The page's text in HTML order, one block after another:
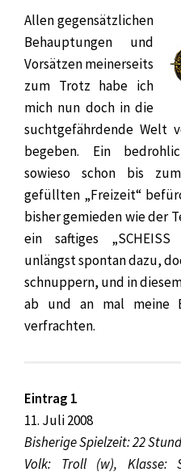
Allen gegensätzlichen
Behauptungen und
Vorsätzen meinerseits
zum Trotz habe ich
mich nun doch in die
suchtgefährdende Welt
begeben. Ein
sowieso schon bis
gefüllten „Freizeit“
bisher gemieden wie der
ein saftiges
unlängst spontan dazu,
schnuppern, und in
ab und an mal meine
verfrachten.
Eintrag 1
11. Juli 2008
Bisherige Spielzeit: 22
Volk: Troll (w), Klasse: